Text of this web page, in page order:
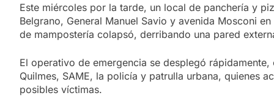
Este miércoles por la tarde, un local de panchería y
Belgrano, General Manuel Savio y avenida Mosconi
de mampostería colapsó, derribando una pared
El operativo de emergencia se desplegó
Quilmes, SAME, la policía y patrulla urbana, quienes
posibles víctimas.